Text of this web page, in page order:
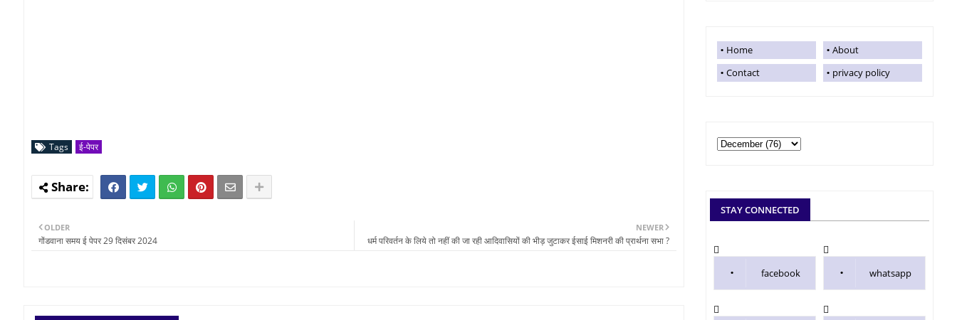
Tags ई-पेपर
NEWER
धर्म परिवर्तन के लिये तो नहीं की जा रही आदिवासियों की भीड़ जुटाकर ईसाई मिशनरी की प्रार्थना सभा ?
OLDER
गोंडवाना समय ई पेपर 29 दिसंबर 2024
Home
About
Contact
privacy policy
STAY CONNECTED
facebook whatsapp